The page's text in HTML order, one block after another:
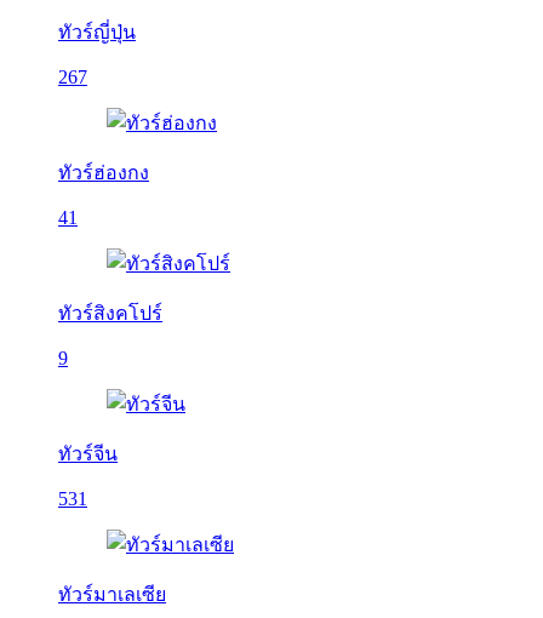
ทัวร์ญี่ปุ่น
267
ทัวร์ฮ่องกง
41
ทัวร์สิงคโปร์
9
ทัวร์จีน
531
ทัวร์มาเลเซีย